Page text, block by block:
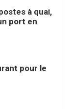
à quai,
port en
pour le